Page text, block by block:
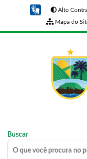
Alto
Mapa do
Buscar